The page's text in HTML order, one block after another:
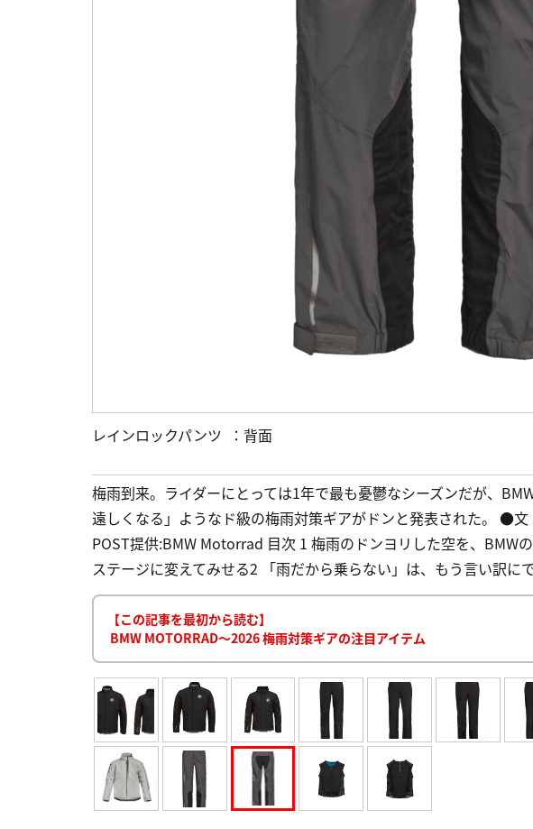
レインロックパンツ ：背面
梅雨到来。ライダーにとっては1年で最も憂鬱なシーズンだが、
遠しくなる」ようなド級の梅雨対策ギアがドンと発表された。 ●
POST提供:BMW Motorrad 目次 1 梅雨のドンヨリした空を、BMW
ステージに変えてみせる2 「雨だから乗らない」は、もう言い訳
【この記事を最初から読む】
BMW MOTORRAD〜2026 梅雨対策ギアの注目アイテム